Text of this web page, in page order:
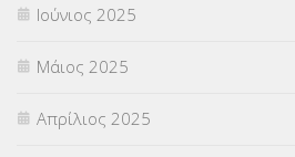
Ιούνιος 2025
Μάιος 2025
Απρίλιος 2025